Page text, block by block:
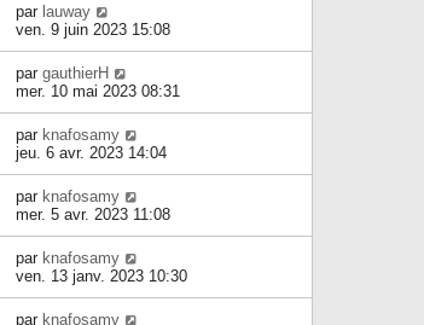
par lauway
ven. 9 juin 2023 15:08
par gauthierH
mer. 10 mai 2023 08:31
par knafosamy
jeu. 6 avr. 2023 14:04
par knafosamy
mer. 5 avr. 2023 11:08
par knafosamy
ven. 13 janv. 2023 10:30
par knafosamy